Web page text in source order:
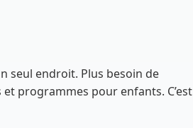
seul endroit. Plus besoin de
programmes pour enfants. C’est